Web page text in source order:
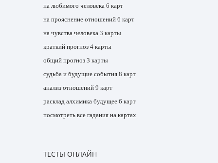
на любимого человека 6 карт
на прояснение отношений 6 карт
на чувства человека 3 карты
краткий прогноз 4 карты
общий прогноз 3 карты
судьба и будущие события 8 карт
анализ отношений 9 карт
расклад алхимика будущее 6 карт
посмотреть все гадания на картах
ТЕСТЫ ОНЛАЙН